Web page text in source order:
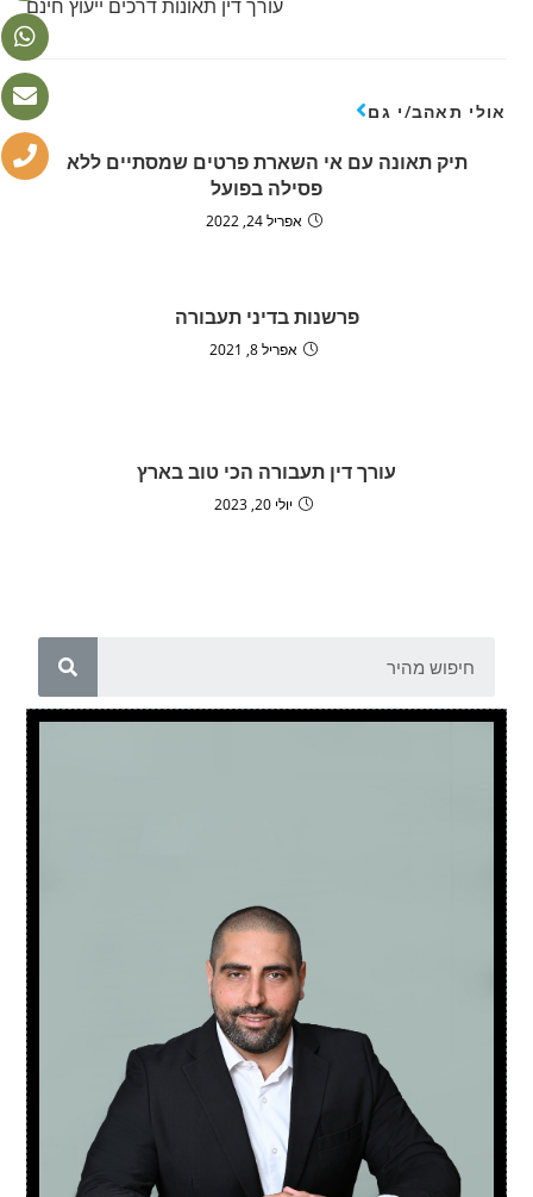
עורך דין תאונות דרכים ייעוץ חינם
אולי תאהב/י גם
תיק תאונה עם אי השארת פרטים שמסתיים ללא
פסילה בפועל
אפריל 24, 2022
פרשנות בדיני תעבורה
אפריל 8, 2021
עורך דין תעבורה הכי טוב בארץ
יולי 20, 2023